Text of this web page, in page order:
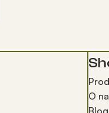
O
Blog